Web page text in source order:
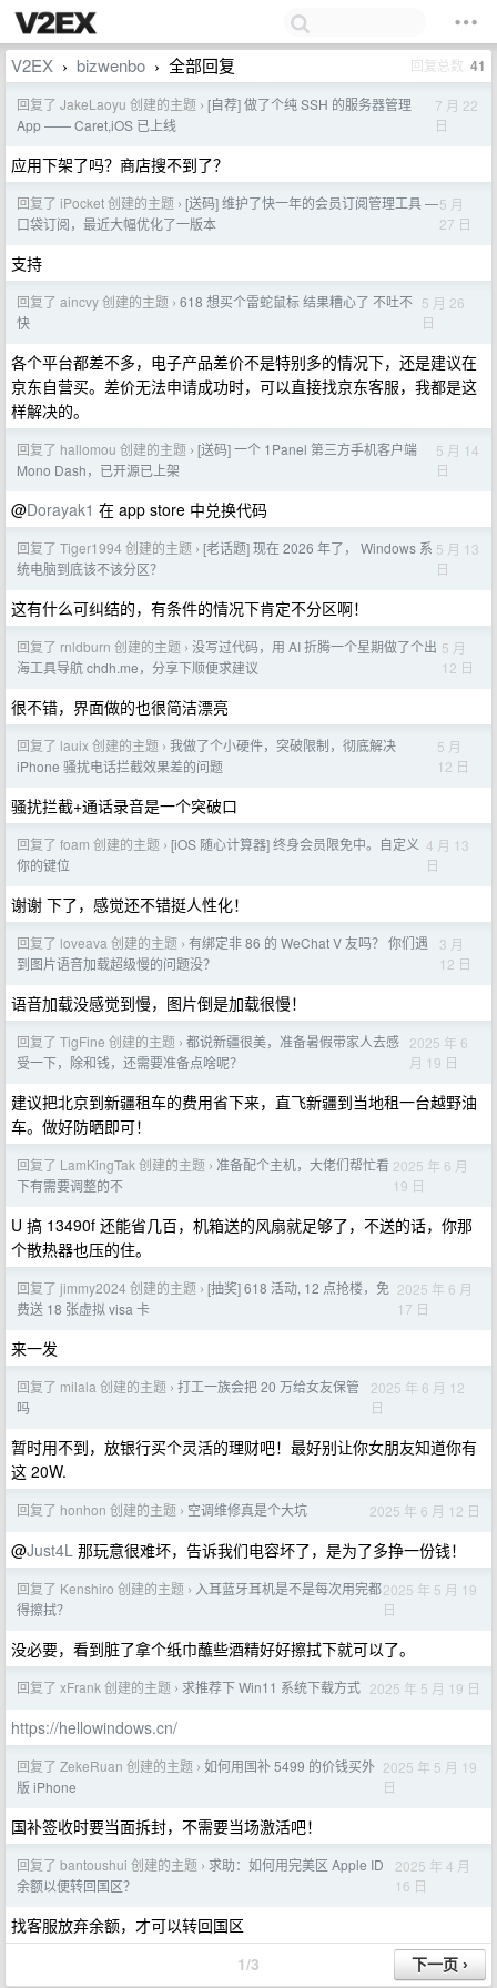
V2EX › bizwenbo › 全部回复 回复总数 41
回复了 JakeLaoyu 创建的主题 › [自荐] 做了个纯 SSH 的服务器管理
App —— Caret,iOS 已上线
7 月 22
日
应用下架了吗？商店搜不到了？
回复了 iPocket 创建的主题 › [送码] 维护了快一年的会员订阅管理工具 —
口袋订阅，最近大幅优化了一版本
5 月
27 日
支持
回复了 aincvy 创建的主题 › 618 想买个雷蛇鼠标 结果糟心了 不吐不
快
5 月 26
日
各个平台都差不多，电子产品差价不是特别多的情况下，还是建议在
京东自营买。差价无法申请成功时，可以直接找京东客服，我都是这
样解决的。
回复了 hallomou 创建的主题 › [送码] 一个 1Panel 第三方手机客户端
Mono Dash，已开源已上架
5 月 14
日
@Dorayak1 在 app store 中兑换代码
回复了 Tiger1994 创建的主题 › [老话题] 现在 2026 年了， Windows 系
统电脑到底该不该分区？
5 月 13
日
这有什么可纠结的，有条件的情况下肯定不分区啊！
回复了 rnldburn 创建的主题 › 没写过代码，用 AI 折腾一个星期做了个出
海工具导航 chdh.me，分享下顺便求建议
5 月
12 日
很不错，界面做的也很简洁漂亮
回复了 lauix 创建的主题 › 我做了个小硬件，突破限制，彻底解决
iPhone 骚扰电话拦截效果差的问题
5 月
12 日
骚扰拦截+通话录音是一个突破口
回复了 foam 创建的主题 › [iOS 随心计算器] 终身会员限免中。自定义
你的键位
4 月 13
日
谢谢 下了，感觉还不错挺人性化！
回复了 loveava 创建的主题 › 有绑定非 86 的 WeChat V 友吗？ 你们遇
到图片语音加载超级慢的问题没？
3 月
12 日
语音加载没感觉到慢，图片倒是加载很慢！
回复了 TigFine 创建的主题 › 都说新疆很美，准备暑假带家人去感
受一下，除和钱，还需要准备点啥呢？
2025 年 6
月 19 日
建议把北京到新疆租车的费用省下来，直飞新疆到当地租一台越野油
车。做好防晒即可！
回复了 LamKingTak 创建的主题 › 准备配个主机，大佬们帮忙看
下有需要调整的不
2025 年 6 月
19 日
U 搞 13490f 还能省几百，机箱送的风扇就足够了，不送的话，你那
个散热器也压的住。
回复了 jimmy2024 创建的主题 › [抽奖] 618 活动, 12 点抢楼，免
费送 18 张虚拟 visa 卡
2025 年 6 月
17 日
来一发
回复了 milala 创建的主题 › 打工一族会把 20 万给女友保管
吗
2025 年 6 月 12
日
暂时用不到，放银行买个灵活的理财吧！最好别让你女朋友知道你有
这 20W.
回复了 honhon 创建的主题 › 空调维修真是个大坑 2025 年 6 月 12 日
@Just4L 那玩意很难坏，告诉我们电容坏了，是为了多挣一份钱！
回复了 Kenshiro 创建的主题 › 入耳蓝牙耳机是不是每次用完都
得擦拭？
2025 年 5 月 19
日
没必要，看到脏了拿个纸巾蘸些酒精好好擦拭下就可以了。
回复了 xFrank 创建的主题 › 求推荐下 Win11 系统下载方式 2025 年 5 月 19 日
https://hellowindows.cn/
回复了 ZekeRuan 创建的主题 › 如何用国补 5499 的价钱买外
版 iPhone
2025 年 5 月 19
日
国补签收时要当面拆封，不需要当场激活吧！
回复了 bantoushui 创建的主题 › 求助：如何用完美区 Apple ID
余额以便转回国区？​
2025 年 4 月
16 日
找客服放弃余额，才可以转回国区
1/3